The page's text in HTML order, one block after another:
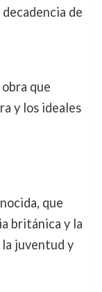
de
que
y los ideales
que
británica y la
juventud y